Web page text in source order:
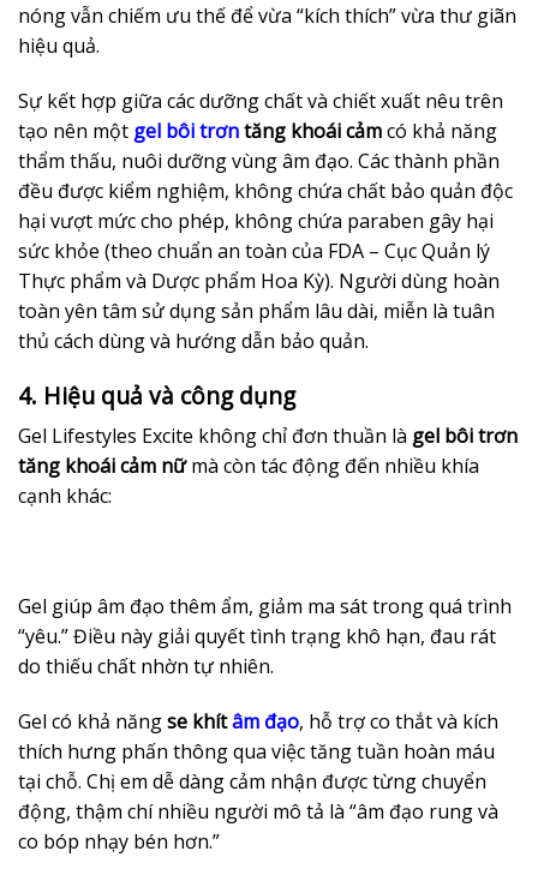
nóng vẫn chiếm ưu thế để vừa “kích thích” vừa thư giãn
hiệu quả.
Sự kết hợp giữa các dưỡng chất và chiết xuất nêu trên
tạo nên một gel bôi trơntăng khoái cảmcó khả năng
thẩm thấu, nuôi dưỡng vùng âm đạo. Các thành phần
đều được kiểm nghiệm, không chứa chất bảo quản độc
hại vượt mức cho phép, không chứa paraben gây hại
sức khỏe (theo chuẩn an toàn của FDA – Cục Quản lý
Thực phẩm và Dược phẩm Hoa Kỳ). Người dùng hoàn
toàn yên tâm sử dụng sản phẩm lâu dài, miễn là tuân
thủ cách dùng và hướng dẫn bảo quản.
4. Hiệu quả và công dụng
Gel Lifestyles Excite không chỉ đơn thuần là gel bôi trơn
tăng khoái cảm nữmà còn tác động đến nhiều khía
cạnh khác:
Gel giúp âm đạo thêm ẩm, giảm ma sát trong quá trình
“yêu.” Điều này giải quyết tình trạng khô hạn, đau rát
do thiếu chất nhờn tự nhiên.
Gel có khả năngse khítâm đạo, hỗ trợ co thắt và kích
thích hưng phấn thông qua việc tăng tuần hoàn máu
tại chỗ. Chị em dễ dàng cảm nhận được từng chuyển
động, thậm chí nhiều người mô tả là “âm đạo rung và
co bóp nhạy bén hơn.”